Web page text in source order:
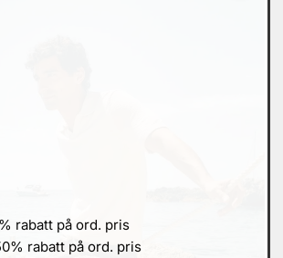
rabatt på ord. pris
rabatt på ord. pris